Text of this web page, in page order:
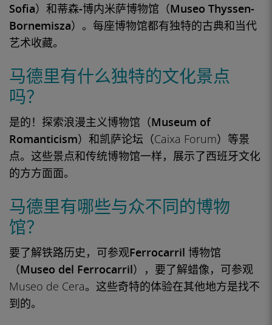
Sofia）和蒂森-博内米萨博物馆（Museo Thyssen-
Bornemisza）。每座博物馆都有独特的古典和当代
艺术收藏。
马德里有什么独特的文化景点
吗？
是的！探索浪漫主义博物馆（Museum of
Romanticism）和凯萨论坛（Caixa Forum）等景
点。这些景点和传统博物馆一样，展示了西班牙文化
的方方面面。
马德里有哪些与众不同的博物
馆？
要了解铁路历史，可参观Ferrocarril 博物馆
（Museo del Ferrocarril），要了解蜡像，可参观
Museo de Cera。这些奇特的体验在其他地方是找不
到的。